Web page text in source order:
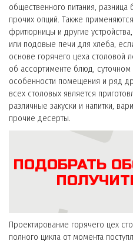
общественного питания,
прочих опций. Также
фритюрницы и другие
или подовые печи для хлеба,
основе горячего цеха столовой
об ассортименте блюд,
особенности помещения и ряд
всех столовых является
различные закуски и напитки,
прочие десерты.
ПОДОБРАТЬ
Проектирование горячего цех
полного цикла от момента